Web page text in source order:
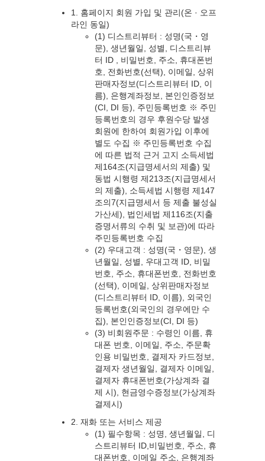
1. 홈페이지 회원 가입 및 관리(온 · 오프
라인 동일)
(1) 디스트리뷰터 : 성명(국・영
문), 생년월일, 성별, 디스트리뷰
터 ID , 비밀번호, 주소, 휴대폰번
호, 전화번호(선택), 이메일, 상위
판매자정보(디스트리뷰터 ID, 이
름), 은행계좌정보, 본인인증정보
(CI, DI 등), 주민등록번호 ※ 주민
등록번호의 경우 후원수당 발생
회원에 한하여 회원가입 이후에
별도 수집 ※ 주민등록번호 수집
에 따른 법적 근거 고지 소득세법
제164조(지급명세서의 제출) 및
동법 시행령 제213조(지급명세서
의 제출), 소득세법 시행령 제147
조의7(지급명세서 등 제출 불성실
가산세), 법인세법 제116조(지출
증명서류의 수취 및 보관)에 따라
주민등록번호 수집
(2) 우대고객 : 성명(국・영문), 생
년월일, 성별, 우대고객 ID, 비밀
번호, 주소, 휴대폰번호, 전화번호
(선택), 이메일, 상위판매자정보
(디스트리뷰터 ID, 이름), 외국인
등록번호(외국인의 경우에만 수
집), 본인인증정보(CI, DI 등)
(3) 비회원주문 : 수령인 이름, 휴
대폰 번호, 이메일, 주소, 주문확
인용 비밀번호, 결제자 카드정보,
결제자 생년월일, 결제자 이메일,
결제자 휴대폰번호(가상계좌 결
제 시), 현금영수증정보(가상계좌
결제시)
2. 재화 또는 서비스 제공
(1) 필수항목 : 성명, 생년월일, 디
스트리뷰터 ID,비밀번호, 주소, 휴
대폰번호, 이메일 주소, 은행계좌